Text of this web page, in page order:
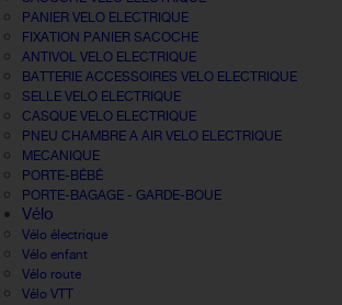
PANIER VELO ELECTRIQUE
FIXATION PANIER SACOCHE
ANTIVOL VELO ELECTRIQUE
BATTERIE ACCESSOIRES VELO ELECTRIQUE
SELLE VELO ELECTRIQUE
CASQUE VELO ELECTRIQUE
PNEU CHAMBRE A AIR VELO ELECTRIQUE
MECANIQUE
PORTE-BÉBÉ
PORTE-BAGAGE - GARDE-BOUE
Vélo
Vélo électrique
Vélo enfant
Vélo route
Vélo VTT